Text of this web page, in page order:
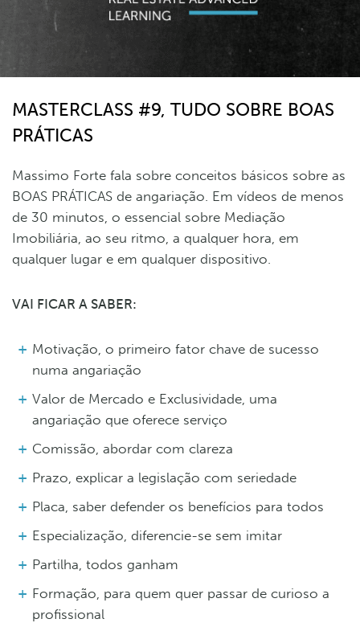
MASTERCLASS #9, TUDO SOBRE BOAS
PRÁTICAS
Massimo Forte fala sobre conceitos básicos sobre as
BOAS PRÁTICAS de angariação. Em vídeos de menos
de 30 minutos, o essencial sobre Mediação
Imobiliária, ao seu ritmo, a qualquer hora, em
qualquer lugar e em qualquer dispositivo.
VAI FICAR A SABER:
Motivação, o primeiro fator chave de sucesso
numa angariação
Valor de Mercado e Exclusividade, uma
angariação que oferece serviço
Comissão, abordar com clareza
Prazo, explicar a legislação com seriedade
Placa, saber defender os benefícios para todos
Especialização, diferencie-se sem imitar
Partilha, todos ganham
Formação, para quem quer passar de curioso a
profissional